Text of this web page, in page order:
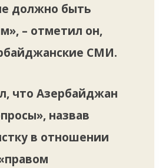
должно быть
– отметил он,
СМИ.
что Азербайджан
назвав
в отношении